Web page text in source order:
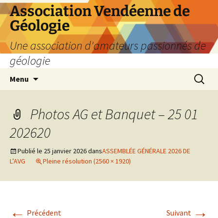
Aller
au
contenu
Association Vendéenne de
Géologie
Une association d'amateurs passionnés de
géologie
Menu
Photos AG et Banquet – 25 01
202620
Publié le 25 janvier 2026dansASSEMBLÉE GÉNÉRALE 2026 DE
L’AVG
Pleine résolution (2560 × 1920)
← Précédent Suivant →